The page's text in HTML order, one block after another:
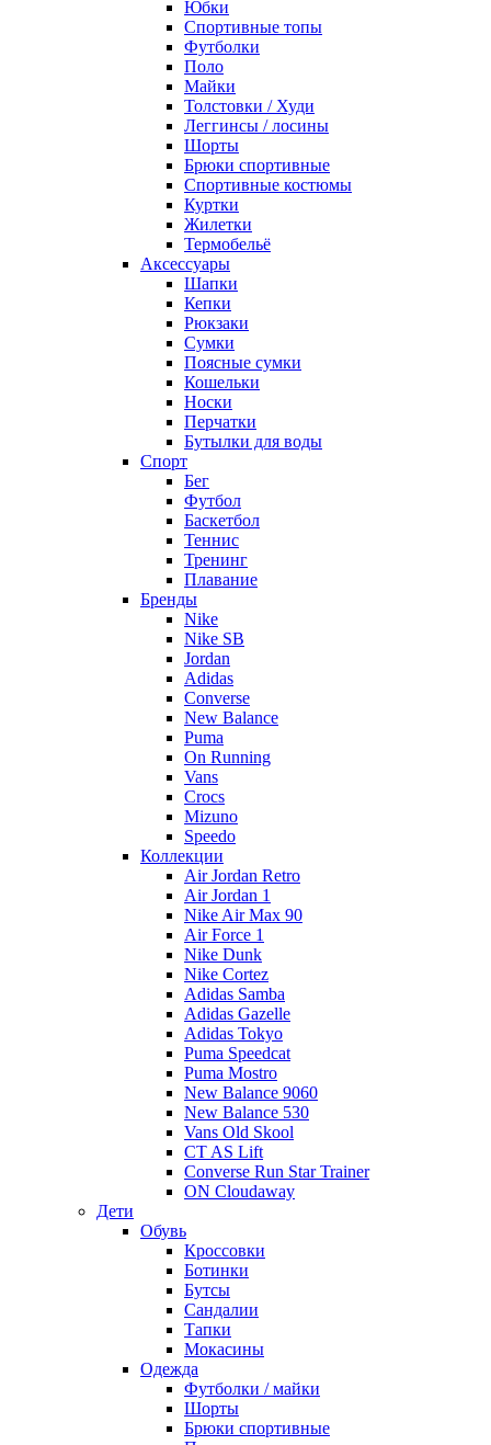
Юбки
Спортивные топы
Футболки
Поло
Майки
Толстовки / Худи
Леггинсы / лосины
Шорты
Брюки спортивные
Спортивные костюмы
Куртки
Жилетки
Термобельё
Аксессуары
Шапки
Кепки
Рюкзаки
Сумки
Поясные сумки
Кошельки
Носки
Перчатки
Бутылки для воды
Спорт
Бег
Футбол
Баскетбол
Теннис
Тренинг
Плавание
Бренды
Nike
Nike SB
Jordan
Adidas
Converse
New Balance
Puma
On Running
Vans
Crocs
Mizuno
Speedo
Коллекции
Air Jordan Retro
Air Jordan 1
Nike Air Max 90
Air Force 1
Nike Dunk
Nike Cortez
Adidas Samba
Adidas Gazelle
Adidas Tokyo
Puma Speedcat
Puma Mostro
New Balance 9060
New Balance 530
Vans Old Skool
CT AS Lift
Converse Run Star Trainer
ON Cloudaway
Дети
Обувь
Кроссовки
Ботинки
Бутсы
Сандалии
Тапки
Мокасины
Одежда
Футболки / майки
Шорты
Брюки спортивные